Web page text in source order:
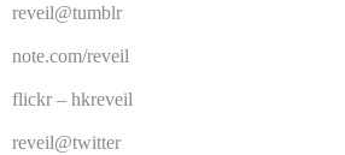
reveil@tumblr
note.com/reveil
flickr – hkreveil
reveil@twitter